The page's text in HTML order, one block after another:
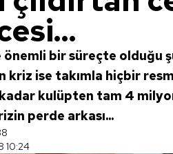
önemli bir süreçte olduğu
kriz ise takımla hiçbir
kulüpten tam 4
perde arkası...
10:24